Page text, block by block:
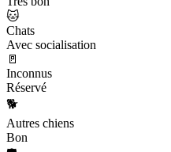
🐱
Chats
Avec socialisation
🚪
Inconnus
Réservé
🐕
Autres chiens
Bon